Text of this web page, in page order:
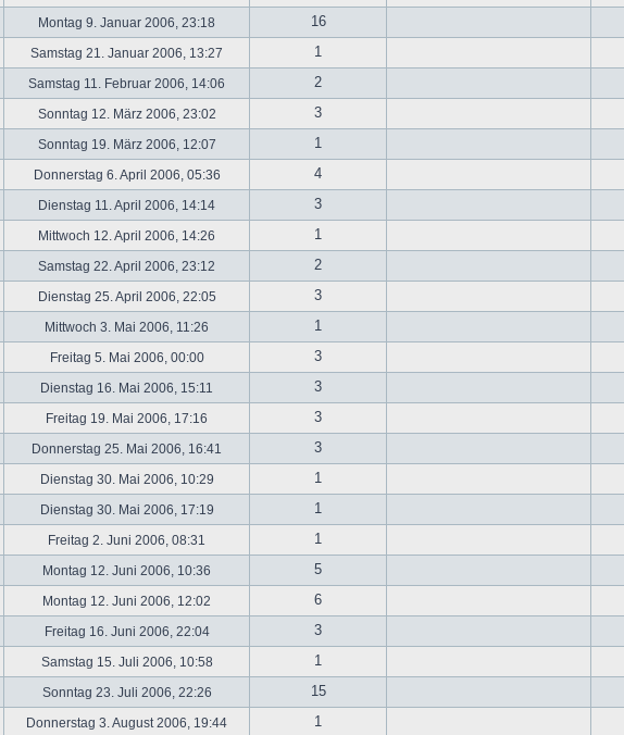
Montag 9. Januar 2006, 23:18
16
Samstag 21. Januar 2006, 13:27
1
Samstag 11. Februar 2006, 14:06
2
Sonntag 12. März 2006, 23:02
3
Sonntag 19. März 2006, 12:07
1
Donnerstag 6. April 2006, 05:36
4
Dienstag 11. April 2006, 14:14
3
Mittwoch 12. April 2006, 14:26
1
Samstag 22. April 2006, 23:12
2
Dienstag 25. April 2006, 22:05
3
Mittwoch 3. Mai 2006, 11:26
1
Freitag 5. Mai 2006, 00:00
3
Dienstag 16. Mai 2006, 15:11
3
Freitag 19. Mai 2006, 17:16
3
Donnerstag 25. Mai 2006, 16:41
3
Dienstag 30. Mai 2006, 10:29
1
Dienstag 30. Mai 2006, 17:19
1
Freitag 2. Juni 2006, 08:31
1
Montag 12. Juni 2006, 10:36
5
Montag 12. Juni 2006, 12:02
6
Freitag 16. Juni 2006, 22:04
3
Samstag 15. Juli 2006, 10:58
1
Sonntag 23. Juli 2006, 22:26
15
Donnerstag 3. August 2006, 19:44 1